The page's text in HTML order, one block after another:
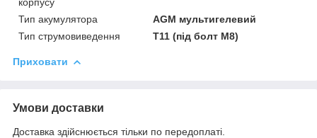
Тип акумулятора
AGM мультигелевий
Тип струмовиведення
Т11 (під болт М8)
Приховати
Умови доставки
Доставка здійснюється тільки по передоплаті.